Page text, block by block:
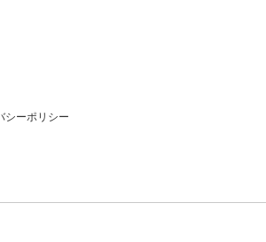
シーポリシー